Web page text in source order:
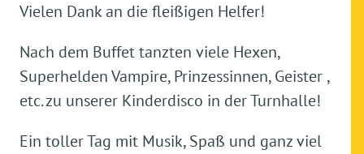
Vielen Dank an die fleißigen Helfer!
Nach dem Buffet tanzten viele Hexen,
Superhelden Vampire, Prinzessinnen, Geister ,
etc. zu unserer Kinderdisco in der Turnhalle!
Ein toller Tag mit Musik, Spaß und ganz viel